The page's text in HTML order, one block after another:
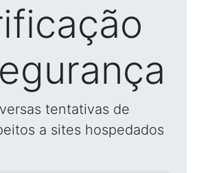
tentativas de
a sites hospedados